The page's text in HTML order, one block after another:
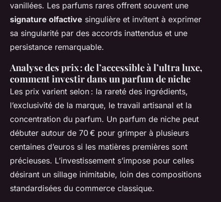
vanillées. Les parfums rares offrent souvent une
signature olfactive singulière et invitent à exprimer
sa singularité par des accords inattendus et une
persistance remarquable.
Analyse des prix : de l’accessible à l’ultra luxe,
comment investir dans un parfum de niche
Les prix varient selon : la rareté des ingrédients,
l’exclusivité de la marque, le travail artisanal et la
concentration du parfum. Un parfum de niche peut
débuter autour de 70 € pour grimper à plusieurs
centaines d’euros si les matières premières sont
précieuses. L’investissement s’impose pour celles
désirant un sillage inimitable, loin des compositions
standardisées du commerce classique.